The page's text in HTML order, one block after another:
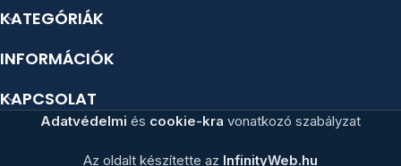
KATEGÓRIÁK
INFORMÁCIÓK
KAPCSOLAT
Adatvédelmi és cookie-kra vonatkozó szabályzat
Az oldalt készítette az InfinityWeb.hu